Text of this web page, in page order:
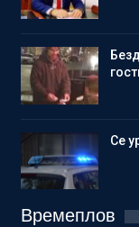
Се
Времеплов